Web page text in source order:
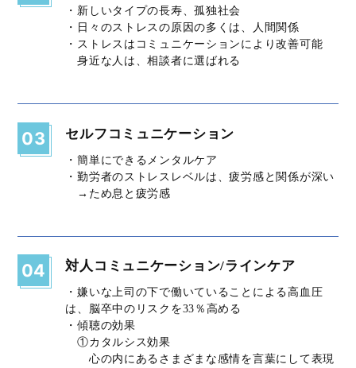
・新しいタイプの長寿、孤独社会
・日々のストレスの原因の多くは、人間関係
・ストレスはコミュニケーションにより改善可能
身近な人は、相談者に選ばれる
03 セルフコミュニケーション
・簡単にできるメンタルケア
・勤労者のストレスレベルは、疲労感と関係が深い
→ため息と疲労感
04 対人コミュニケーション/ラインケア
・嫌いな上司の下で働いていることによる高血圧
は、脳卒中のリスクを33％高める
・傾聴の効果
①カタルシス効果
心の内にあるさまざまな感情を言葉にして表現